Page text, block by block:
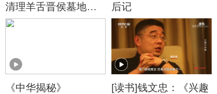
清理羊舌晋侯墓地一
号大墓时发现大量玉
后记
《中华揭秘》
[读书]钱文忠：《兴趣